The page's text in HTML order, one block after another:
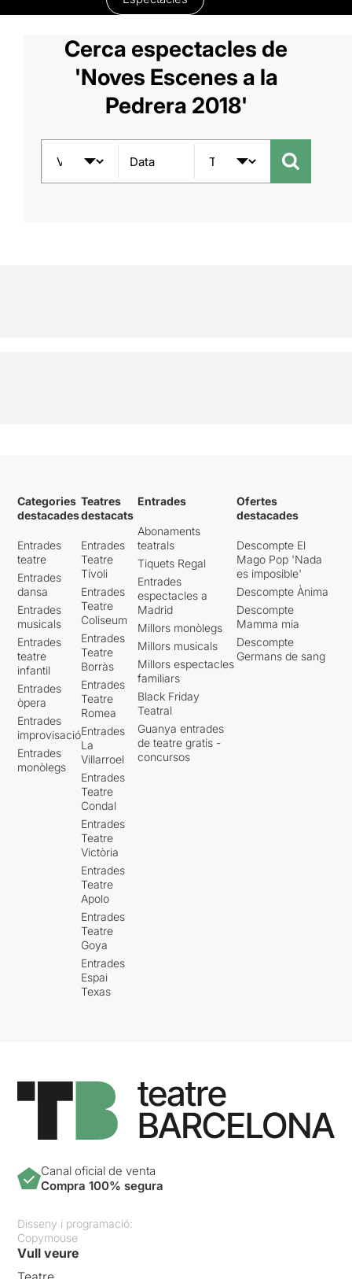
Cerca espectacles de
'Noves Escenes a la
Pedrera 2018'
Data
Categories
destacades
Entrades
teatre
Entrades
dansa
Entrades
musicals
Entrades
teatre
infantil
Entrades
òpera
Entrades
improvisació
Entrades
monòlegs
Teatres
destacats
Entrades
Teatre
Tívoli
Entrades
Teatre
Coliseum
Entrades
Teatre
Borràs
Entrades
Teatre
Romea
Entrades
La
Villarroel
Entrades
Teatre
Condal
Entrades
Teatre
Victòria
Entrades
Teatre
Apolo
Entrades
Teatre
Goya
Entrades
Espai
Texas
Entrades
Abonaments
teatrals
Tiquets Regal
Entrades
espectacles a
Madrid
Millors monòlegs
Millors musicals
Millors espectacles
familiars
Black Friday
Teatral
Guanya entrades
de teatre gratis -
concursos
Ofertes
destacades
Descompte El
Mago Pop 'Nada
es imposible'
Descompte Ànima
Descompte
Mamma mia
Descompte
Germans de sang
Canal oficial de venta
Compra 100% segura
Disseny i programació:
Copymouse
Vull veure